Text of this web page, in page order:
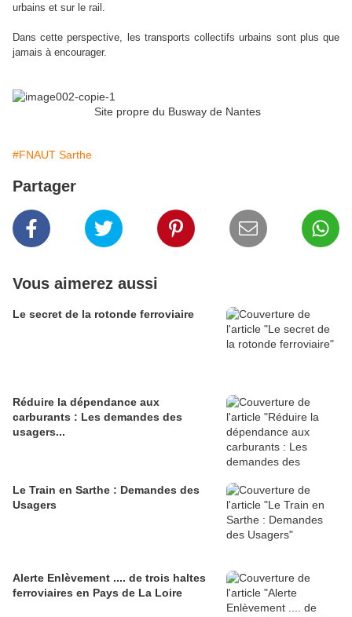
urbains et sur le rail.
Dans cette perspective, les transports collectifs urbains sont plus que
jamais à encourager.
Site propre du Busway de Nantes
#FNAUT Sarthe
Partager
Vous aimerez aussi
Le secret de la rotonde ferroviaire
Réduire la dépendance aux
carburants : Les demandes des
usagers...
Le Train en Sarthe : Demandes des
Usagers
Alerte Enlèvement .... de trois haltes
ferroviaires en Pays de La Loire